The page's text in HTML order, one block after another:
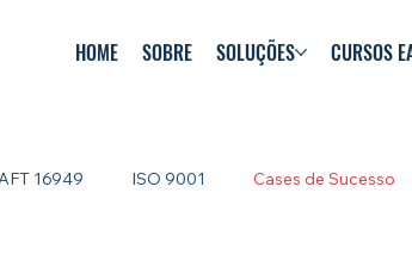
HOME SOBRE SOLUÇÕES CURSOS
16949 ISO 9001 Cases de Sucesso